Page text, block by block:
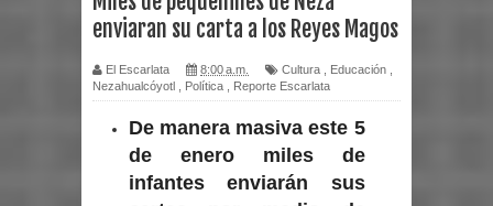
enviaran su carta a los Reyes Magos
El Escarlata 8:00 a.m. Cultura Educación
Nezahualcóyotl
Política Reporte Escarlata
De manera masiva este 5
de enero miles de
infantes enviarán sus